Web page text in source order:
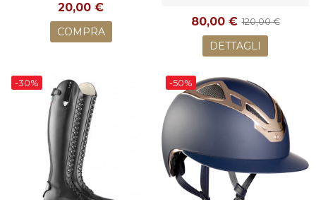
20,00 €
COMPRA
80,00 € 120,00 €
DETTAGLI
-30% -50%